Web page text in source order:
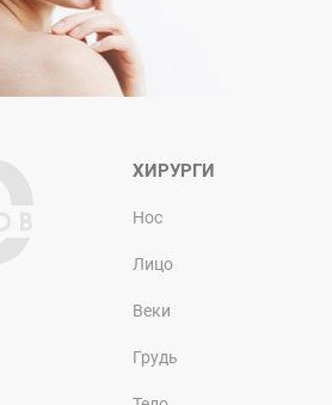
ХИРУРГИ
Нос
Лицо
Веки
Грудь